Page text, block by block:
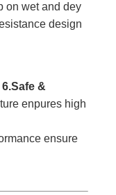
on wet and dey
design
&
enpures high
ensure